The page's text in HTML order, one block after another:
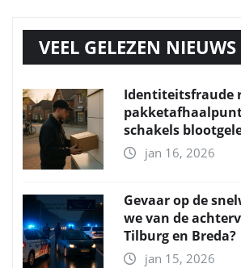
VEEL GELEZEN NIEUWS
Identiteitsfraude
schakels
jan 16, 2026
Gevaar op de
we van de
Tilburg en Breda?
jan 15, 2026